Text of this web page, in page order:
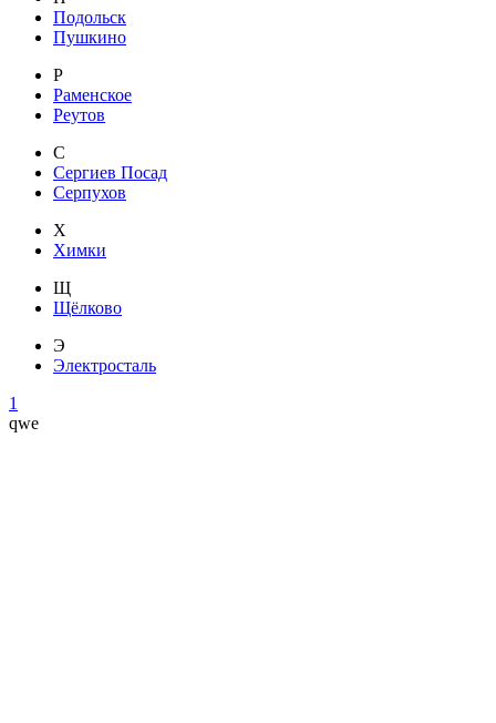
Подольск
Пушкино
Р
Раменское
Реутов
С
Сергиев Посад
Серпухов
Х
Химки
Щ
Щёлково
Э
Электросталь
1
qwe